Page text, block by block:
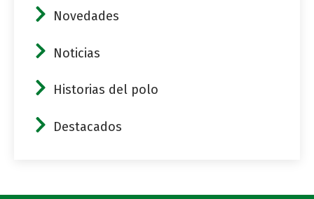
Novedades
Noticias
Historias del polo
Destacados